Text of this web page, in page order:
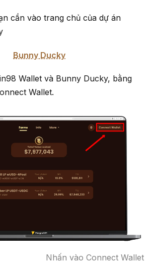
cần vào trang chủ của dự án
Bunny Ducky
Wallet và Bunny Ducky, bằng
Wallet.
Nhấn vào Connect Wallet